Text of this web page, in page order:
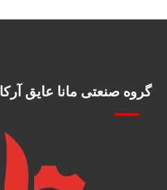
گروه صنعتی مانا عایق آرکا